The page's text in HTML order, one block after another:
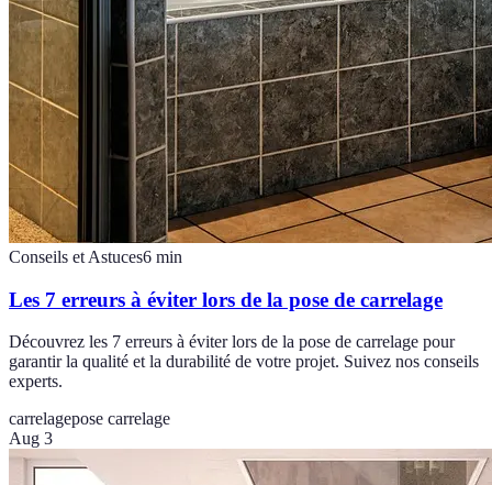
Conseils et Astuces6 min
Les 7 erreurs à éviter lors de la pose de carrelage
Découvrez les 7 erreurs à éviter lors de la pose de carrelage pour
garantir la qualité et la durabilité de votre projet. Suivez nos conseils
experts.
carrelagepose carrelage
Aug 3